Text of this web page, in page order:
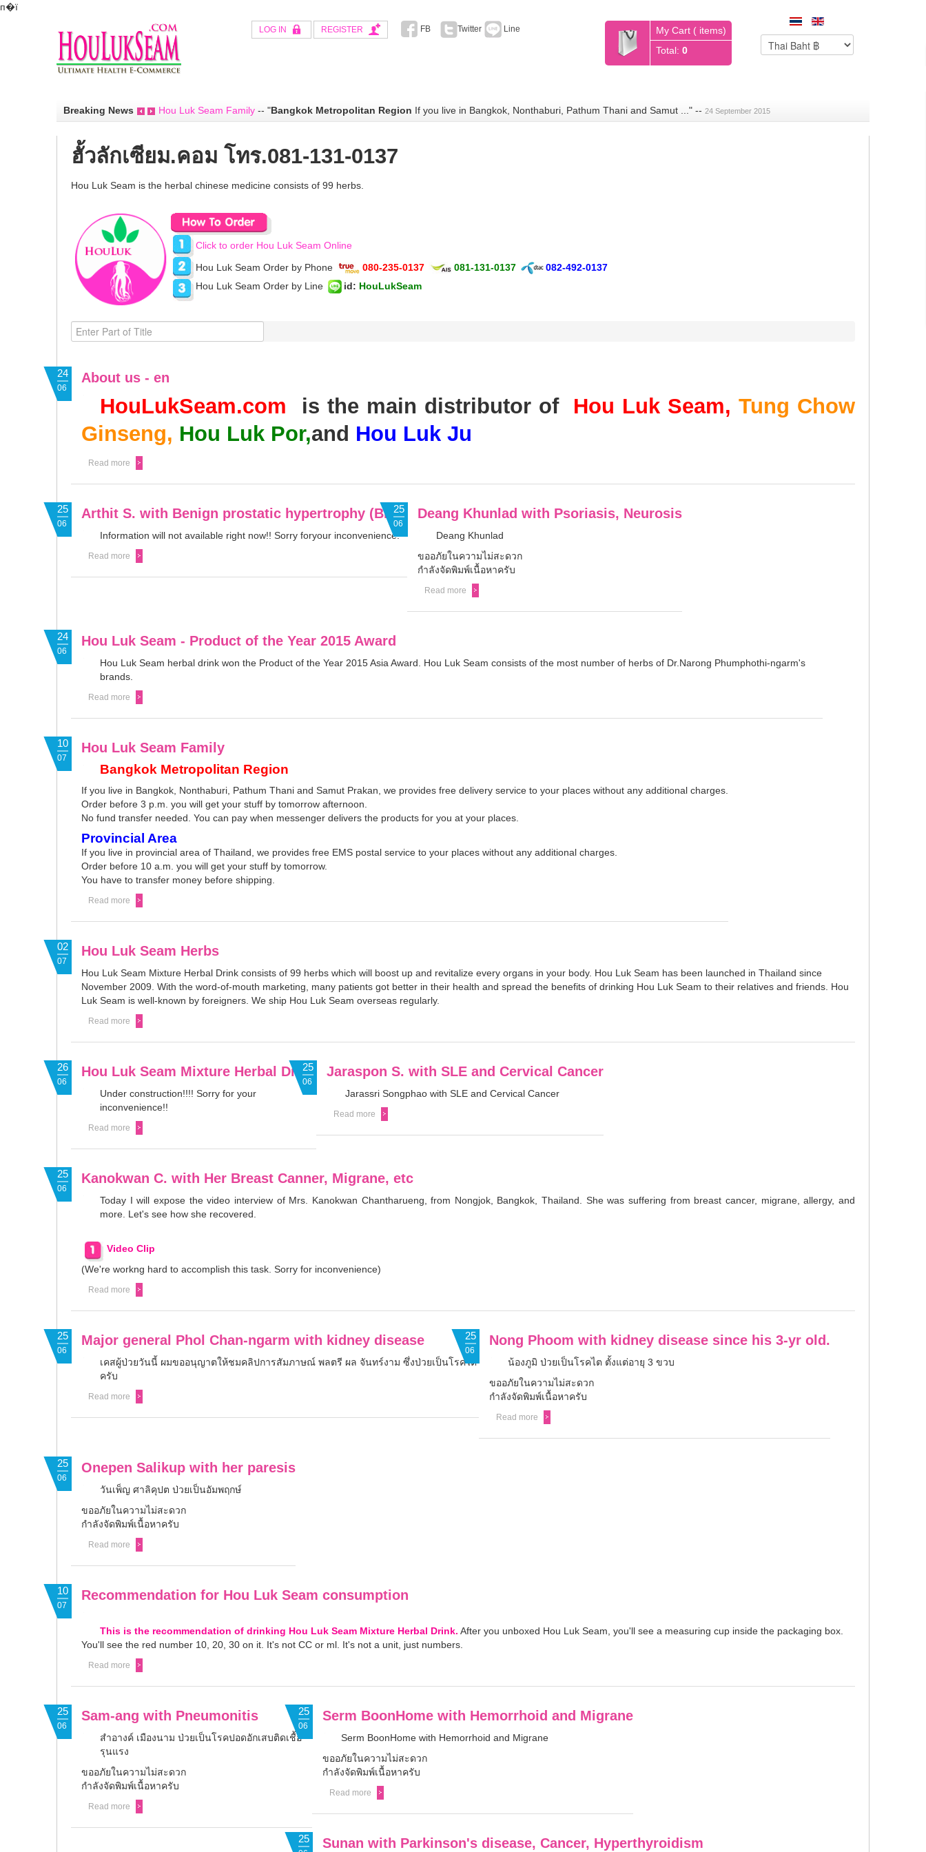
п�ї
LOG IN REGISTER FB Twitter Line
My Cart ( items)
Total:0
Breaking News Hou Luk Seam Family -- "Bangkok Metropolitan Region If you live in Bangkok, Nonthaburi, Pathum Thani and Samut ..." -- 24 September 2015
ฮั้วลักเซียม.คอม โทร.081-131-0137
Hou Luk Seam is the herbal chinese medicine consists of 99 herbs.
Click to order Hou Luk Seam Online
Hou Luk Seam Order by Phone
080-235-0137 081-131-0137
082-492-0137
Hou Luk Seam Order by Line
id: HouLukSeam
About us - en
24
06
HouLukSeam.com is the main distributor of Hou Luk Seam, Tung Chow
Ginseng, Hou Luk Por,and Hou Luk Ju
Read more
Arthit S. with Benign prostatic hypertrophy (BPH)
25
06
Information will not available right now!! Sorry foryour inconvenience.
Read more
Deang Khunlad with Psoriasis, Neurosis
25
06
Deang Khunlad
ขออภัยในความไม่สะดวก
กำลังจัดพิมพ์เนื้อหาครับ
Read more
Hou Luk Seam - Product of the Year 2015 Award
24
06
Hou Luk Seam herbal drink won the Product of the Year 2015 Asia Award. Hou Luk Seam consists of the most number of herbs of Dr.Narong Phumphothi-ngarm's
brands.
Read more
Hou Luk Seam Family
10
07
Bangkok Metropolitan Region
If you live in Bangkok, Nonthaburi, Pathum Thani and Samut Prakan, we provides free delivery service to your places without any additional charges.
Order before 3 p.m. you will get your stuff by tomorrow afternoon.
No fund transfer needed. You can pay when messenger delivers the products for you at your places.
Provincial Area
If you live in provincial area of Thailand, we provides free EMS postal service to your places without any additional charges.
Order before 10 a.m. you will get your stuff by tomorrow.
You have to transfer money before shipping.
Read more
Hou Luk Seam Herbs
02
07
Hou Luk Seam Mixture Herbal Drink consists of 99 herbs which will boost up and revitalize every organs in your body. Hou Luk Seam has been launched in Thailand since
November 2009. With the word-of-mouth marketing, many patients got better in their health and spread the benefits of drinking Hou Luk Seam to their relatives and friends. Hou
Luk Seam is well-known by foreigners. We ship Hou Luk Seam overseas regularly.
Read more
Hou Luk Seam Mixture Herbal Drink
26
06
Under construction!!!! Sorry for your
inconvenience!!
Read more
Jaraspon S. with SLE and Cervical Cancer
25
06
Jarassri Songphao with SLE and Cervical Cancer
Read more
Kanokwan C. with Her Breast Canner, Migrane, etc
25
06
Today I will expose the video interview of Mrs. Kanokwan Chantharueng, from Nongjok, Bangkok, Thailand. She was suffering from breast cancer, migrane, allergy, and
more. Let's see how she recovered.
Video Clip
(We're workng hard to accomplish this task. Sorry for inconvenience)
Read more
Major general Phol Chan-ngarm with kidney disease
25
06
เคสผู้ป่วยวันนี้ ผมขออนุญาตให้ชมคลิปการสัมภาษณ์ พลตรี ผล จันทร์งาม ซึ่งป่วยเป็นโรคไต
ครับ
Read more
Nong Phoom with kidney disease since his 3-yr old.
25
06
น้องภูมิ ป่วยเป็นโรคไต ตั้งแต่อายุ 3 ขวบ
ขออภัยในความไม่สะดวก
กำลังจัดพิมพ์เนื้อหาครับ
Read more
Onepen Salikup with her paresis
25
06
วันเพ็ญ ศาลิคุปต ป่วยเป็นอัมพฤกษ์
ขออภัยในความไม่สะดวก
กำลังจัดพิมพ์เนื้อหาครับ
Read more
Recommendation for Hou Luk Seam consumption
10
07
This is the recommendation of drinking Hou Luk Seam Mixture Herbal Drink. After you unboxed Hou Luk Seam, you'll see a measuring cup inside the packaging box.
You'll see the red number 10, 20, 30 on it. It's not CC or ml. It's not a unit, just numbers.
Read more
Sam-ang with Pneumonitis
25
06
สำอางค์ เมืองนาม ป่วยเป็นโรคปอดอักเสบติดเชื้อ
รุนแรง
ขออภัยในความไม่สะดวก
กำลังจัดพิมพ์เนื้อหาครับ
Read more
Serm BoonHome with Hemorrhoid and Migrane
25
06
Serm BoonHome with Hemorrhoid and Migrane
ขออภัยในความไม่สะดวก
กำลังจัดพิมพ์เนื้อหาครับ
Read more
Sunan with Parkinson's disease, Cancer, Hyperthyroidism
25